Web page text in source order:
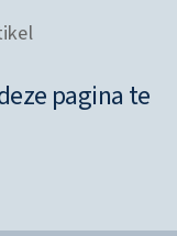
pagina te